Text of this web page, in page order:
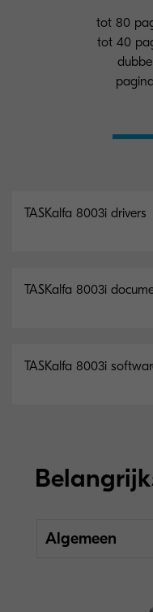
tot 80
tot 40
TASKalfa 8003i drivers
TASKalfa 8003i
TASKalfa 8003i
Algemeen